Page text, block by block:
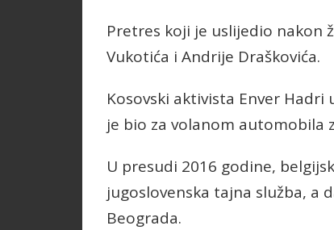
Pretres koji je uslijedio nakon
Vukotića i Andrije Draškovića.
Kosovski aktivista Enver
je bio za volanom automobila
U presudi 2016 godine,
jugoslovenska tajna služba, a
Beograda.